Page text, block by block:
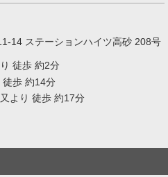
14 ステーションハイツ高砂 208号
徒歩 約2分
徒歩 約14分
より 徒歩 約17分